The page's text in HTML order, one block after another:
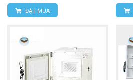
ĐẶT MUA